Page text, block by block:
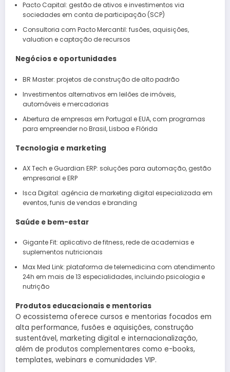
Pacto Capital: gestão de ativos e investimentos via
sociedades em conta de participação (SCP)
Consultoria com Pacto Mercantil: fusões, aquisições,
valuation e captação de recursos
Negócios e oportunidades
BR Master: projetos de construção de alto padrão
Investimentos alternativos em leilões de imóveis,
automóveis e mercadorias
Abertura de empresas em Portugal e EUA, com programas
para empreender no Brasil, Lisboa e Flórida
Tecnologia e marketing
AX Tech e Guardian ERP: soluções para automação, gestão
empresarial e ERP
Isca Digital: agência de marketing digital especializada em
eventos, funis de vendas e branding
Saúde e bem-estar
Gigante Fit: aplicativo de fitness, rede de academias e
suplementos nutricionais
Max Med Link: plataforma de telemedicina com atendimento
24h em mais de 13 especialidades, incluindo psicologia e
nutrição
Produtos educacionais e mentorias
O ecossistema oferece cursos e mentorias focados em
alta performance, fusões e aquisições, construção
sustentável, marketing digital e internacionalização,
além de produtos complementares como e-books,
templates, webinars e comunidades VIP.